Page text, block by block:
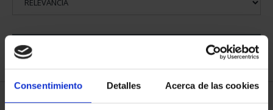
Consentimiento Detalles Acerca de las cookies
1 Productos encontrados